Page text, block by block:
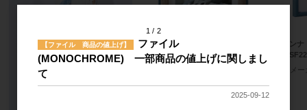
ラドン
グ）
メ
1 2
【ファイル 商品の値上げ】
ファイル
(MONOCHROME) 一部商品の値上げに関しまし
て
2025-09-12